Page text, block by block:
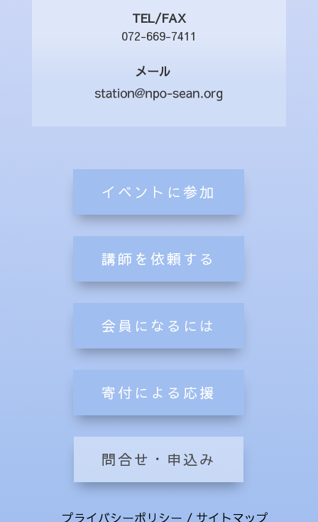
TEL/FAX
072-669-7411
メール
イベントに参加
講師を依頼する
会員になるには
寄付による応援
問合せ・申込み
プライバシーポリシー / サイトマップ